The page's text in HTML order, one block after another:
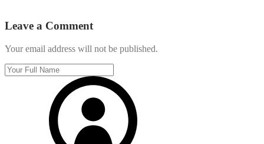
Leave a Comment
Your email address will not be published.